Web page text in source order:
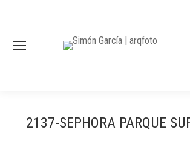
2137-SEPHORA PARQUE